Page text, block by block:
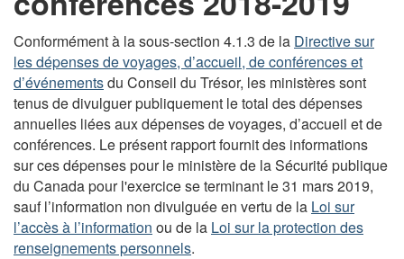
Conformément à la sous-section 4.1.3 de la Directive sur
les dépenses de voyages, d’accueil, de conférences et
d’événementsdu Conseil du Trésor, les ministères sont
tenus de divulguer publiquement le total des dépenses
annuelles liées aux dépenses de voyages, d’accueil et de
conférences. Le présent rapport fournit des informations
sur ces dépenses pour le ministère de la Sécurité publique
du Canada pour l'exercice se terminant le 31 mars 2019,
sauf l’information non divulguée en vertu de la Loi sur
l’accès à l’information ou de la Loi sur la protection des
renseignements personnels.